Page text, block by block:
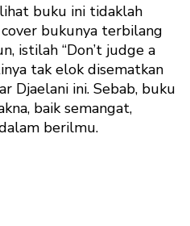
buku ini tidaklah
bukunya terbilang
istilah “Don’t judge a
tak elok disematkan
Djaelani ini. Sebab, buku
baik semangat,
berilmu.